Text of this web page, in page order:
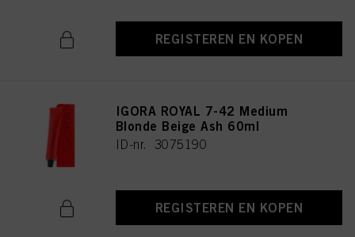
REGISTEREN EN KOPEN
IGORA ROYAL 7-42 Medium
Blonde Beige Ash 60ml
ID-nr. 3075190
REGISTEREN EN KOPEN